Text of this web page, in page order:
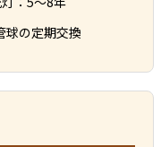
球の定期交換